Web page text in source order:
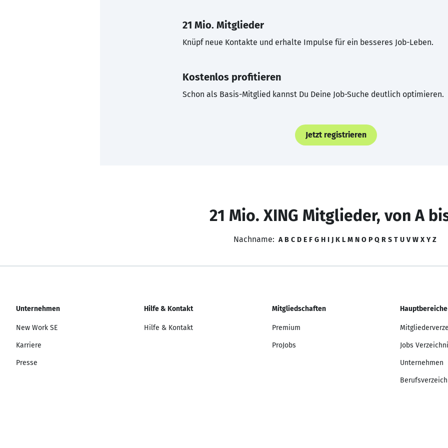
21 Mio. Mitglieder
Knüpf neue Kontakte und erhalte Impulse für ein besseres Job-Leben.
Kostenlos profitieren
Schon als Basis-Mitglied kannst Du Deine Job-Suche deutlich optimieren.
Jetzt registrieren
21 Mio. XING Mitglieder, von A
Nachname: A B C D E F G H I J K L M N O P Q R S T U V W X Y Z
Unternehmen
New Work SE
Karriere
Presse
Hilfe & Kontakt
Hilfe & Kontakt
Mitgliedschaften
Premium
ProJobs
Hauptbereiche
Jobs
Unternehmen